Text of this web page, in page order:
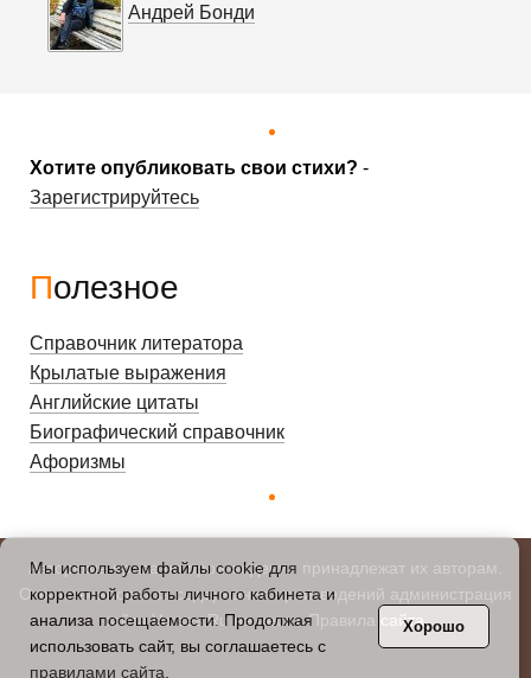
Хотите опубликовать свои стихи? -
Зарегистрируйтесь
Андрей Бонди
Полезное
Справочник литератора
Крылатые выражения
Английские цитаты
Биографический справочник
Афоризмы
Авторские права на произведения принадлежат их авторам.
Ответственность за содержание произведений администрация
сайта Verses.Ru не несет.Правила сайта.
Мы используем файлы cookie для
корректной работы личного кабинета и
анализа посещаемости. Продолжая
использовать сайт, вы соглашаетесь с
правилами сайта
Хорошо